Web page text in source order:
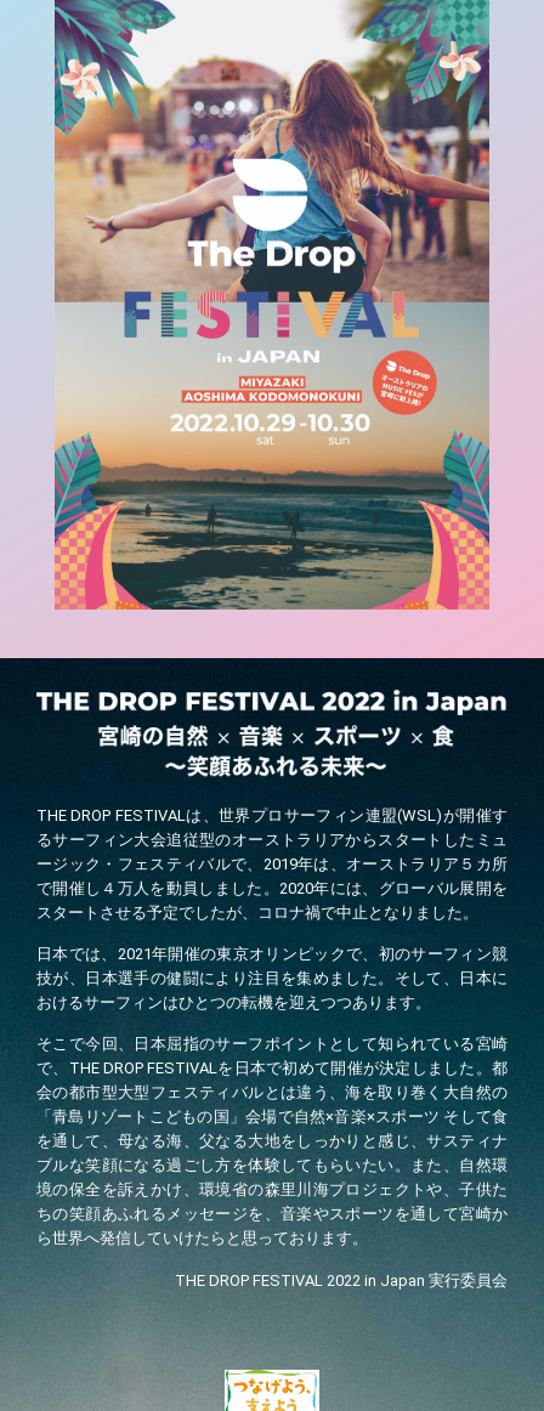
THE DROP FESTIVAL は、世界プロサーフィン連盟(WSL)が開催す
るサーフィン大会追従型のオーストラリアからスタートしたミュ
ージック・フェスティバルで、 2019年は、オーストラリア５カ所
で開催し４万人を動員しました。 2020年には、グローバル展開を
スタートさせる予定でしたが、コロナ禍で中止となりました。
日本では、 2021年開催の東京オリンピックで、初のサーフィン競
技が、日本選手の健闘により注目を集めました。そして、日本に
おけるサーフィンはひとつの転機を迎えつつあります。
そこで今回、日本屈指のサーフポイントとして知られている宮崎
で、 THE DROP FESTIVALを日本で初めて開催が決定しました。都
会の都市型大型フェスティバルとは違う、海を取り巻く大自然の
「青島リゾートこどもの国」会場で自然×音楽×スポーツ そして食
を通して、母なる海、父なる大地をしっかりと感じ、サスティナ
ブルな笑顔になる過ごし方を体験してもらいたい。また、自然環
境の保全を訴えかけ、環境省の森里川海プロジェクトや、子供た
ちの笑顔あふれるメッセージを、音楽やスポーツを通して宮崎か
ら世界へ発信していけたらと思っております。
THE DROP FESTIVAL 2022 in Japan 実行委員会